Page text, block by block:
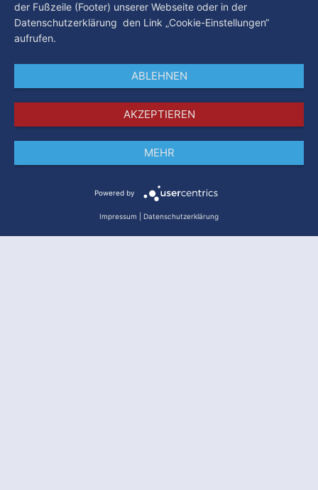
Datenschutz
der Fußzeile (Footer) unserer Webseite oder in der
Datenschutzerklärung den Link „Cookie-Einstellungen“
aufrufen.
ABLEHNEN
AKZEPTIEREN
MEHR
Powered by
Impressum Datenschutzerklärung